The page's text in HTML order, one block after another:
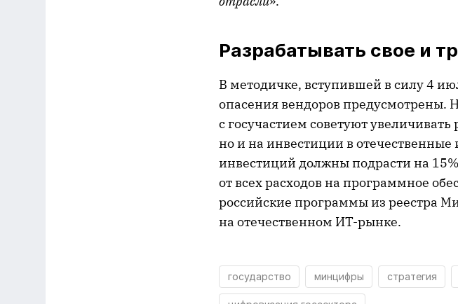
Разрабатывать свое и
В методичке, вступившей в силу 4
опасения вендоров
с госучастием советуют
но и на инвестиции в
инвестиций должны подрасти на
от всех расходов на программное
российские программы из реестра
на отечественном ИТ-рынке.
государство минцифры стратегия